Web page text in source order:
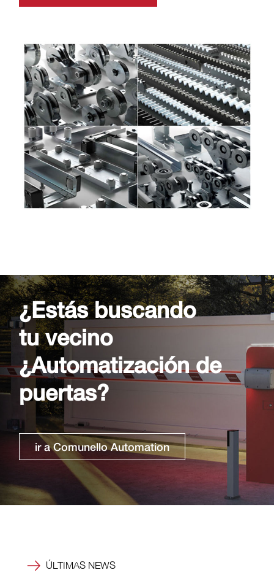
¿Estás buscando
tu vecino
¿Automatización de
puertas?
ir a Comunello Automation
ÚLTIMAS NEWS